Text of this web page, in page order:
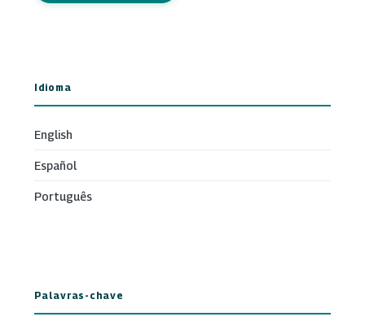
Idioma
English
Español
Português
Palavras-chave